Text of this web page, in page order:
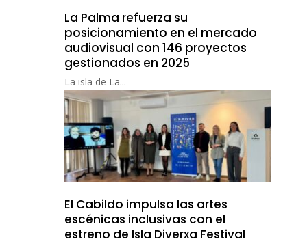
La Palma refuerza su
posicionamiento en el mercado
audiovisual con 146 proyectos
gestionados en 2025
La isla de La...
El Cabildo impulsa las artes
escénicas inclusivas con el
estreno de Isla Diverxa Festival